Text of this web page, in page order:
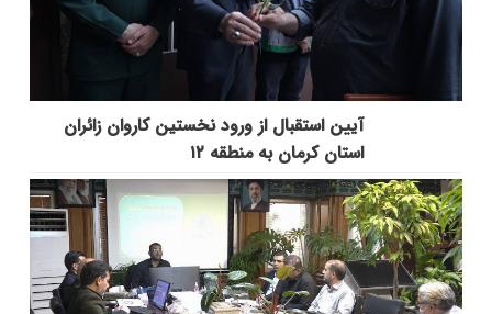
آیین استقبال از ورود نخستین کاروان زائران
استان کرمان به منطقه ۱۲